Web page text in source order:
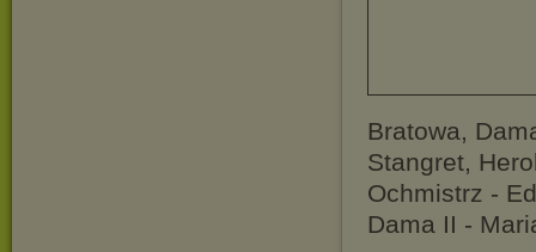
Bratowa,
Stangret,
Ochmistrz -
Dama II -